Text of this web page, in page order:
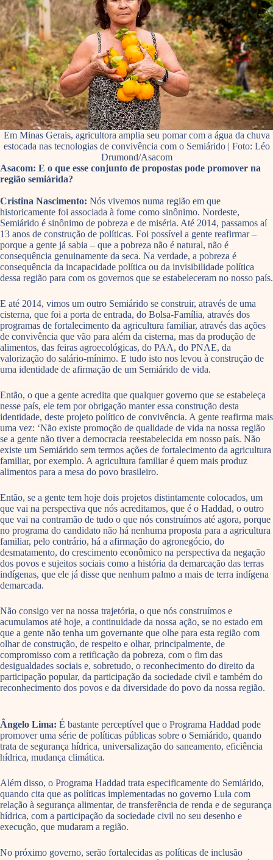
Em Minas Gerais, agricultora amplia seu pomar com a água da chuva
estocada nas tecnologias de convivência com o Semiárido | Foto: Léo
Drumond/Asacom
Asacom: E o que esse conjunto de propostas pode promover na
região semiárida?
Cristina Nascimento: Nós vivemos numa região em que
historicamente foi associada à fome como sinônimo. Nordeste,
Semiárido é sinônimo de pobreza e de miséria. Até 2014, passamos aí
13 anos de construção de políticas. Foi possível a gente reafirmar –
porque a gente já sabia – que a pobreza não é natural, não é
consequência genuinamente da seca. Na verdade, a pobreza é
consequência da incapacidade política ou da invisibilidade política
dessa região para com os governos que se estabeleceram no nosso país.
E até 2014, vimos um outro Semiárido se construir, através de uma
cisterna, que foi a porta de entrada, do Bolsa-Família, através dos
programas de fortalecimento da agricultura familiar, através das ações
de convivência que vão para além da cisterna, mas da produção de
alimentos, das feiras agroecológicas, do PAA, do PNAE, da
valorização do salário-mínimo. E tudo isto nos levou à construção de
uma identidade de afirmação de um Semiárido de vida.
Então, o que a gente acredita que qualquer governo que se estabeleça
nesse país, ele tem por obrigação manter essa construção desta
identidade, deste projeto político de convivência. A gente reafirma mais
uma vez: ‘Não existe promoção de qualidade de vida na nossa região
se a gente não tiver a democracia reestabelecida em nosso país. Não
existe um Semiárido sem termos ações de fortalecimento da agricultura
familiar, por exemplo. A agricultura familiar é quem mais produz
alimentos para a mesa do povo brasileiro.
Então, se a gente tem hoje dois projetos distintamente colocados, um
que vai na perspectiva que nós acreditamos, que é o Haddad, o outro
que vai na contramão de tudo o que nós construímos até agora, porque
no programa do candidato não há nenhuma proposta para a agricultura
familiar, pelo contrário, há a afirmação do agronegócio, do
desmatamento, do crescimento econômico na perspectiva da negação
dos povos e sujeitos sociais como a história da demarcação das terras
indígenas, que ele já disse que nenhum palmo a mais de terra indígena
demarcada.
Não consigo ver na nossa trajetória, o que nós construímos e
acumulamos até hoje, a continuidade da nossa ação, se no estado em
que a gente não tenha um governante que olhe para esta região com
olhar de construção, de respeito e olhar, principalmente, de
compromisso com a retificação da pobreza, com o fim das
desigualdades sociais e, sobretudo, o reconhecimento do direito da
participação popular, da participação da sociedade civil e também do
reconhecimento dos povos e da diversidade do povo da nossa região.
Ângelo Lima: É bastante perceptível que o Programa Haddad pode
promover uma série de políticas públicas sobre o Semiárido, quando
trata de segurança hídrica, universalização do saneamento, eficiência
hídrica, mudança climática.
Além disso, o Programa Haddad trata especificamente do Semiárido,
quando cita que as políticas implementadas no governo Lula com
relação à segurança alimentar, de transferência de renda e de segurança
hídrica, com a participação da sociedade civil no seu desenho e
execução, que mudaram a região.
No próximo governo, serão fortalecidas as políticas de inclusão